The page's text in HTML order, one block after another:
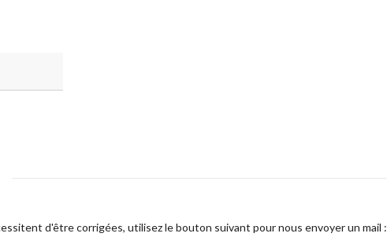
d'être corrigées, utilisez le bouton suivant pour nous envoyer un mail :